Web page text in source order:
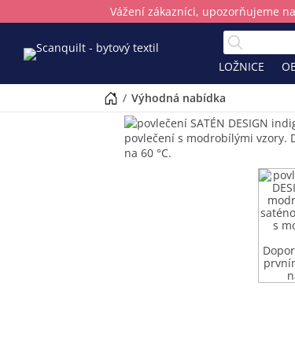
Vážení zákazníci, upozorňujeme
LOŽNICE
/ výhodná nabídka